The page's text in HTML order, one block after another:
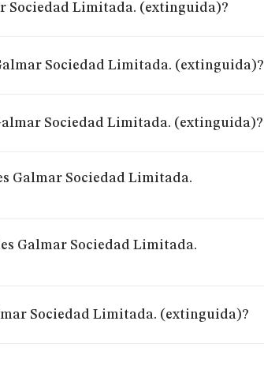
Sociedad Limitada. (extinguida)?
Sociedad Limitada. (extinguida)?
Sociedad Limitada. (extinguida)?
Galmar Sociedad Limitada.
Galmar Sociedad Limitada.
Sociedad Limitada. (extinguida)?